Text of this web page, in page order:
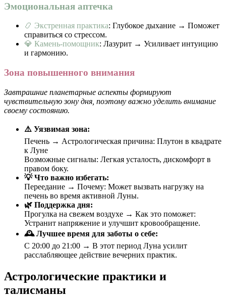
Эмоциональная аптечка
📿 Экстренная практика: Глубокое дыхание → Поможет
справиться со стрессом.
💎 Камень-помощник: Лазурит → Усиливает интуицию
и гармонию.
Зона повышенного внимания
Завтрашние планетарные аспекты формируют
чувствительную зону дня, поэтому важно уделить внимание
своему состоянию.
⚠️ Уязвимая зона:
Печень → Астрологическая причина: Плутон в квадрате
к Луне
Возможные сигналы: Легкая усталость, дискомфорт в
правом боку.
💡 Что важно избегать:
Переедание → Почему: Может вызвать нагрузку на
печень во время активной Луны.
🌿 Поддержка дня:
Прогулка на свежем воздухе → Как это поможет:
Устранит напряжение и улучшит кровообращение.
🕰 Лучшее время для заботы о себе:
С 20:00 до 21:00 → В этот период Луна усилит
расслабляющее действие вечерних практик.
Астрологические практики и
талисманы